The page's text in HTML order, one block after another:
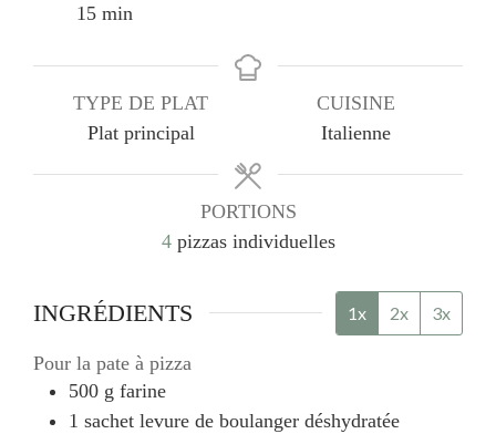
15minutes
min
TYPE DE PLAT
Plat principal
CUISINE
Italienne
PORTIONS
4 pizzas individuelles
INGRÉDIENTS 1x 2x 3x
Pour la pate à pizza
500 g farine
1 sachet levure de boulanger déshydratée